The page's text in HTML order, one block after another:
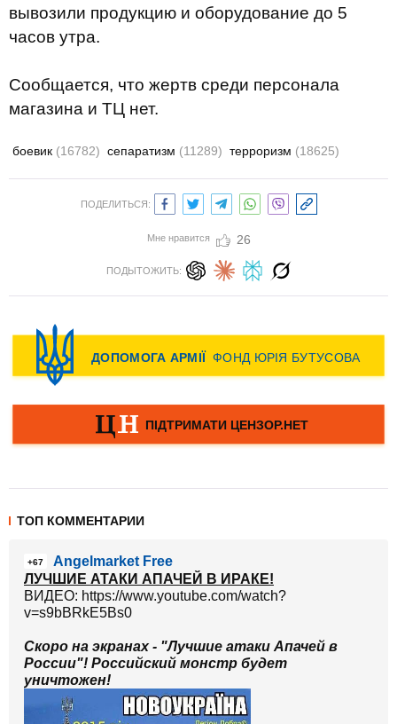
вывозили продукцию и оборудование до 5
часов утра.
Сообщается, что жертв среди персонала
магазина и ТЦ нет.
боевик (16782) сепаратизм (11289) терроризм (18625)
ПОДЕЛИТЬСЯ:
Мне нравится 26
ПОДЫТОЖИТЬ:
ТОП КОММЕНТАРИИ
+67
Angelmarket Free
ЛУЧШИЕ АТАКИ АПАЧЕЙ В ИРАКЕ!
ВИДЕО: https://www.youtube.com/watch?
v=s9bBRkE5Bs0
Скоро на экранах - "Лучшие атаки Апачей в
России"! Российский монстр будет
уничтожен!